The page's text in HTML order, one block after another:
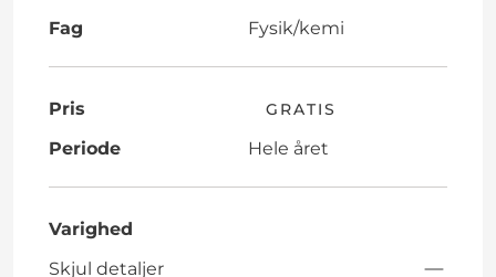
Fag
Fysik/kemi
Pris GRATIS
Periode Hele året
Varighed
Skjul detaljer